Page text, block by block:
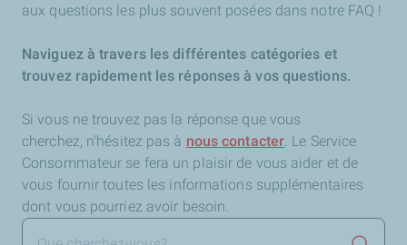
aux questions les plus souvent posées dans notre FAQ !
Naviguez à travers les différentes catégories et
trouvez rapidement les réponses à vos questions.
Si vous ne trouvez pas la réponse que vous
cherchez, n'hésitez pas à nous contacter. Le Service
Consommateur se fera un plaisir de vous aider et de
vous fournir toutes les informations supplémentaires
dont vous pourriez avoir besoin.